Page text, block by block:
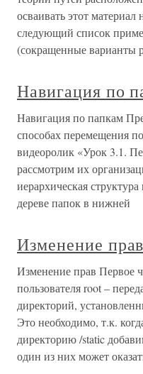
осваивать этот
следующий список
(сокращенные варианты
Навигация по
Навигация по папкам
способах перемещения
видеоролик «Урок 3.1.
рассмотрим их
иерархическая
дереве папок в нижней
Изменение прав
Изменение прав Первое
пользователя root –
директорий,
Это необходимо, т.к.
директорию /static
один из них может